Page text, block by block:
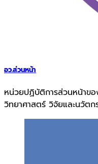
อว.ส่วนหน้า
หน่วยปฏิบัติการส่วนหน้าข
วิทยาศาสตร์ วิจัยและนวัต